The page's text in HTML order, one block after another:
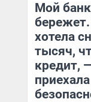
Мой
хотела
тысяч,
кредит,